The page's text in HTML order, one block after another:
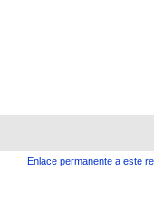
Enlace permanente a este